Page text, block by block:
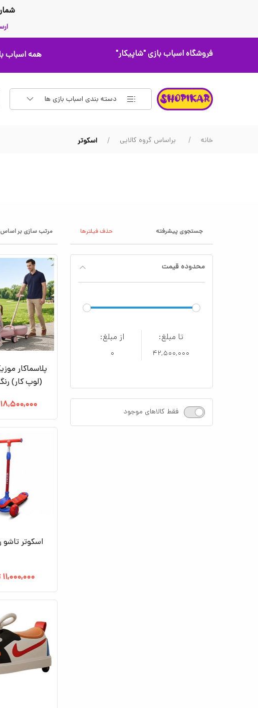
فروشگاه اسباب بازی"شاپیکار" همه اسباب
دسته بندی اسباب بازی ها
خانه براساس گروه کالایی اسکوتر
جستجوی پیشرفته حذف فیلترها
محدوده قیمت
از مبلغ:
۰
تا مبلغ:
۴۲,۵۰۰,۰۰۰
فقط کالاهای موجود
مرتب سازی بر
(لوپ کار)
۱۸,۵۰۰,۰۰۰
اسکوتر تاشو
۱۱,۰۰۰,۰۰۰